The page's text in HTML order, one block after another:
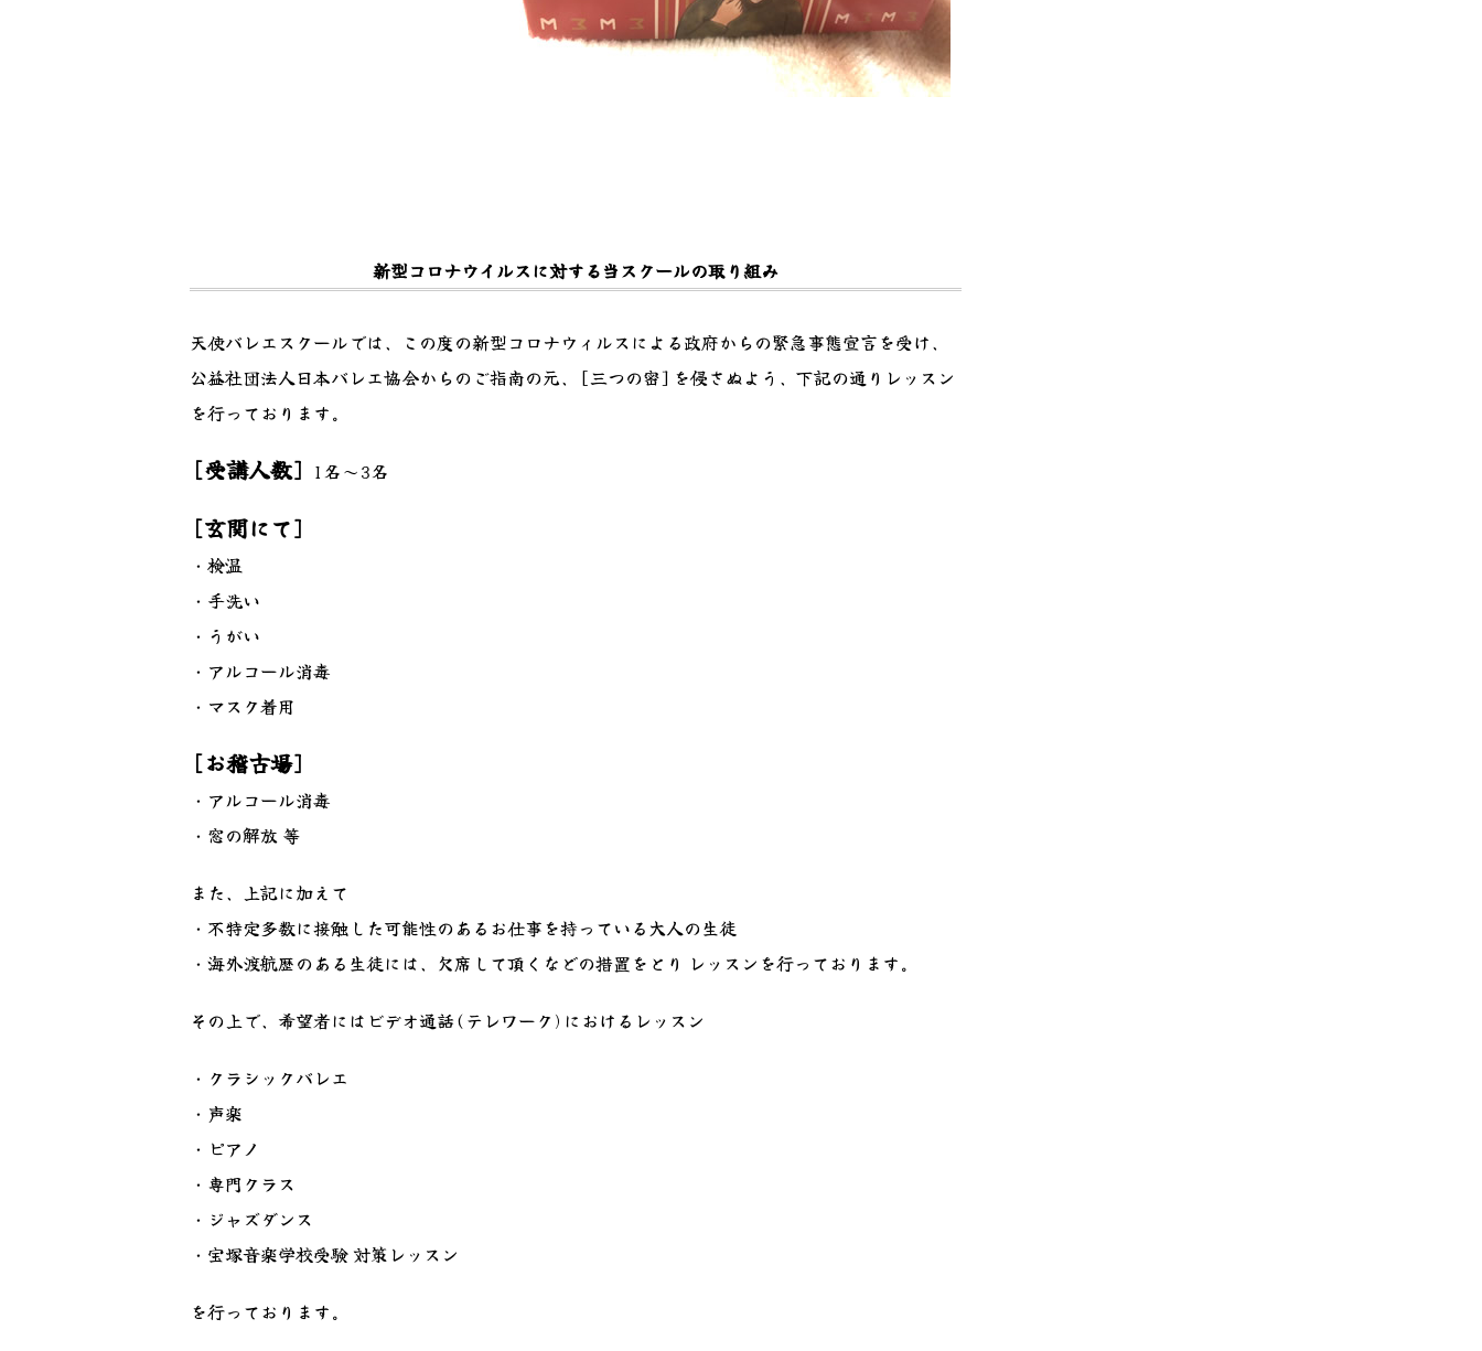
新型コロナウイルスに対する当スクールの取り組み
天使バレエスクールでは、この度の新型コロナウィルスによる政府からの緊急事態宣言を受け、
公益社団法人日本バレエ協会からのご指南の元、[三つの密]を侵さぬよう、下記の通りレッスン
を行っております。
[受講人数] 1名～3名
[玄関にて]
・検温
・手洗い
・うがい
・アルコール消毒
・マスク着用
[お稽古場]
・アルコール消毒
・窓の解放 等
また、上記に加えて
・不特定多数に接触した可能性のあるお仕事を持っている大人の生徒
・海外渡航歴のある生徒には、欠席して頂くなどの措置をとり レッスンを行っております。
その上で、希望者にはビデオ通話(テレワーク)におけるレッスン
・クラシックバレエ
・声楽
・ピアノ
・専門クラス
・ジャズダンス
・宝塚音楽学校受験 対策レッスン
を行っております。